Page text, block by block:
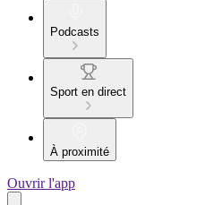
Podcasts
Sport en direct
À proximité
Ouvrir l'app